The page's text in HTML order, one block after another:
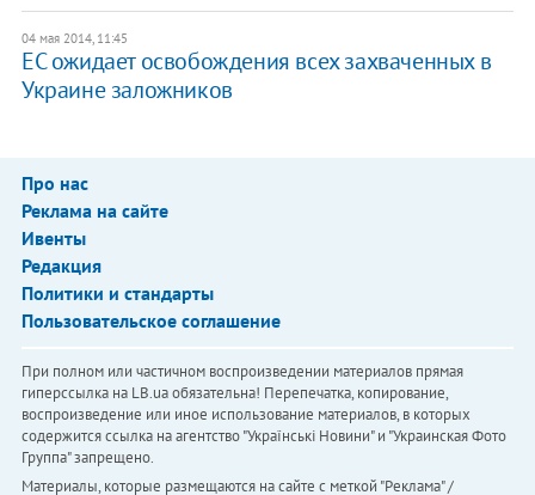
04 мая 2014, 11:45
ЕС ожидает освобождения всех захваченных в
Украине заложников
Про нас
Реклама на сайте
Ивенты
Редакция
Политики и стандарты
Пользовательское соглашение
При полном или частичном воспроизведении материалов прямая
гиперссылка на LB.ua обязательна! Перепечатка, копирование,
воспроизведение или иное использование материалов, в которых
содержится ссылка на агентство "Українськi Новини" и "Украинская Фото
Группа" запрещено.
Материалы, которые размещаются на сайте с меткой "Реклама" /